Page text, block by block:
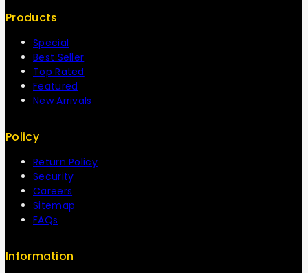
Products
Special
Best Seller
Top Rated
Featured
New Arrivals
Policy
Return Policy
Security
Careers
Sitemap
FAQs
Information